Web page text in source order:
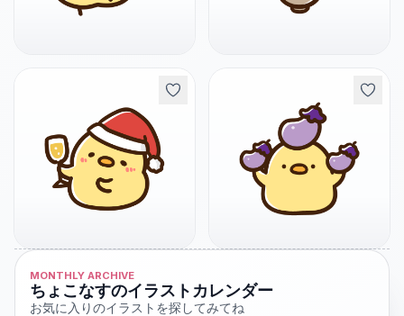
MONTHLY ARCHIVE
ちょこなすのイラストカレンダー
お気に入りのイラストを探してみてね